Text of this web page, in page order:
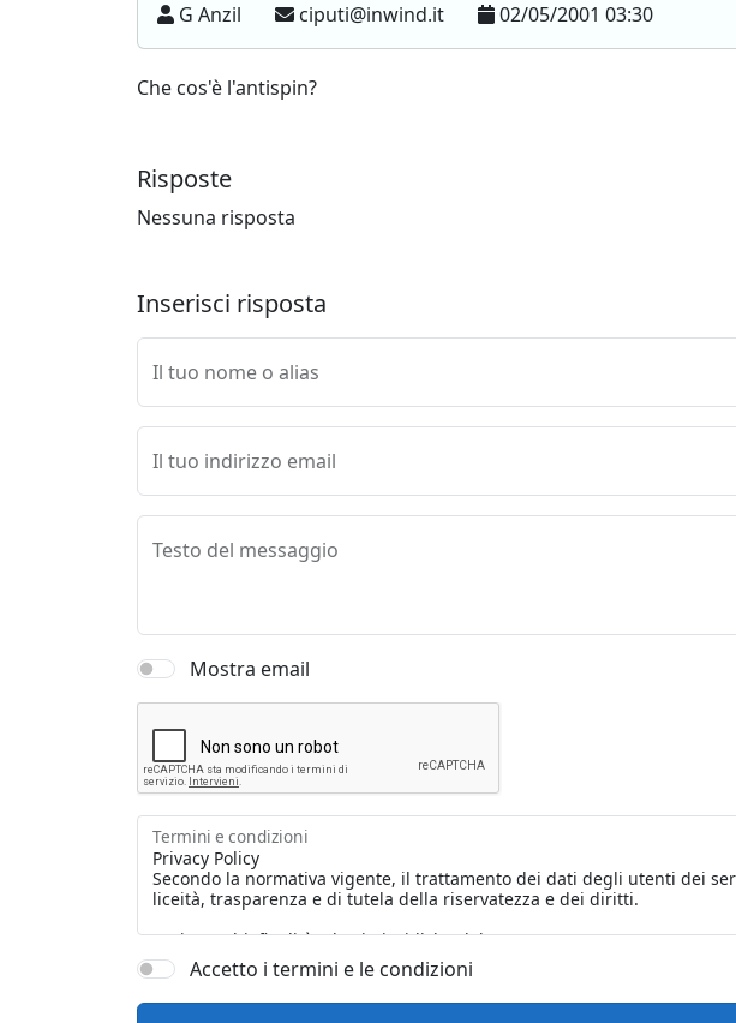
G Anzil ciputi@inwind.it 02/05/2001 03:30
Che cos'è l'antispin?
Risposte
Nessuna risposta
Inserisci risposta
Il tuo nome o alias
Il tuo indirizzo email
Testo del messaggio
Mostra email
Termini e condizioni
Accetto i termini e le condizioni